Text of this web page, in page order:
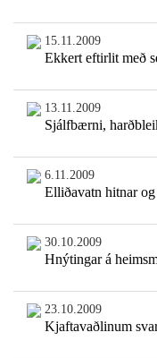
15.11.2009
Ekkert eftirlit með
13.11.2009
Sjálfbærni,
6.11.2009
Elliðavatn hitnar
30.10.2009
Hnýtingar á
23.10.2009
Kjaftavaðlinum